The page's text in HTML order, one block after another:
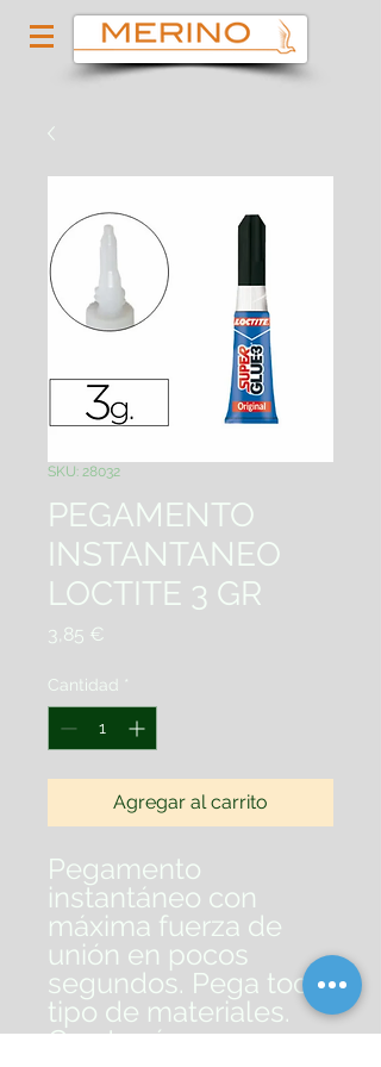
SKU: 28032
PEGAMENTO
INSTANTANEO
LOCTITE 3 GR
3,85 €
Cantidad *
Agregar al carrito
Pegamento
instantáneo con
máxima fuerza de
unión en pocos
segundos. Pega todo
tipo de materiales.
Con tapón